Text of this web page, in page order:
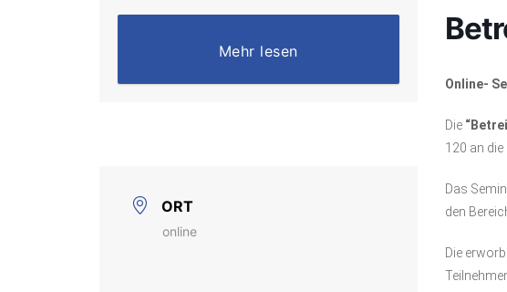
Mehr lesen
ORT
online
Online-
Die
120 an
Das
den
Die